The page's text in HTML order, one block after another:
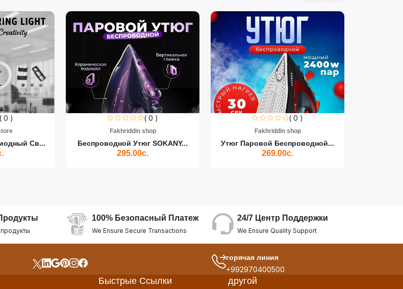
( 0 )
Св...
( 0 )
Fakhriddin shop
Беспроводной Утюг SOKANY...
295.00с.
( 0 )
Fakhriddin shop
Утюг Паровой Беспроводной...
269.00с.
100% Безопасный Платеж
We Ensure Secure Transactions
24/7 Центр Поддержки
We Ensure Quality Support
горячая линия
+992970400500
Быстрые Ссылки другой